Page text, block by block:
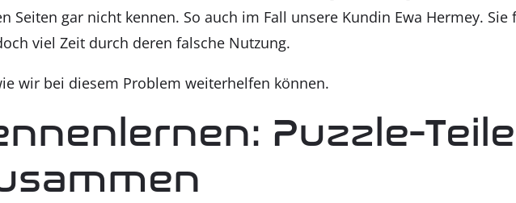
Sei­ten gar nicht ken­nen. So auch im Fall unse­re Kun­din Ewa Her­mey.
viel Zeit durch deren fal­sche Nut­zung.
wir bei die­sem Pro­blem wei­ter­hel­fen kön­nen.
Puz­zle-